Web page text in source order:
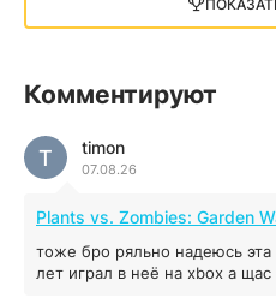
illWill
04.12.2025
MAFIA: THE OLD
44.98 ГБ 2025
04.12.2025
Комментируют
timon
07.08.26
T
Plants vs. Zombies: Garden
тоже бро ряльно надеюсь эта
лет играл в неё на xbox а щас